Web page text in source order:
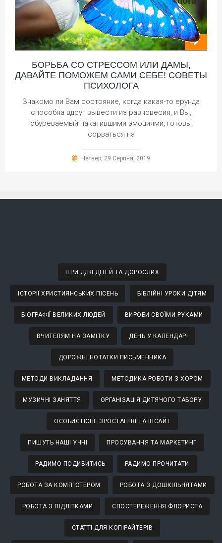
БОРЬБА СО СТРЕССОМ ИЛИ ДАМЫ,
ДАВАЙТЕ ПОМОЖЕМ САМИ СЕБЕ! СОВЕТЫ
ПСИХОЛОГА
Знакомо ли Вам состояние, когда какая-то ерунда
способна вдруг вывести из равновесия, и Вы,
обуреваемый накатившими эмоциями, готовы
сорваться на
Четвер, 29 Серпня, 2019
ІГРИ ДЛЯ ДІТЕЙ ТА ДОРОСЛИХ
ІСТОРІЇ ХРИСТИЯНСЬКИХ ПІСЕНЬ БІБЛІЙНІ УРОКИ ДІТЯМ
БІОГРАФІЇ ВЕЛИКИХ ЛЮДЕЙ ВИРОБИ СВОЇМИ РУКАМИ
ВЧИТЕЛЯМ НА ЗАМІТКУ ДЕНЬ У КАЛЕНДАРІ
ДОРОЖНІ НОТАТКИ ПИСЬМЕННИКА
МЕТОДИ ВИКЛАДАННЯ МЕТОДИКА РОБОТИ З ХОРОМ
МУЗИЧНІ ЗАНЯТТЯ ОРГАНІЗАЦІЯ ДИТЯЧОГО ТАБОРУ
ОСОБИСТІСНЕ ЗРОСТАННЯ ТА ІНСАЙТ
ПИШУТЬ НАШІ УЧНІ ПРОСУВАННЯ ТА МАРКЕТИНГ
РАДИМО ПОДИВИТИСЬ РАДИМО ПРОЧИТАТИ
РОБОТА ЗА КОМП'ЮТЕРОМ РОБОТА З ДОШКІЛЬНЯТАМИ
РОБОТА З ПІДЛІТКАМИ СПОСТЕРЕЖЕННЯ ФЛОРИСТА
СТАТТІ ДЛЯ КОПІРАЙТЕРІВ